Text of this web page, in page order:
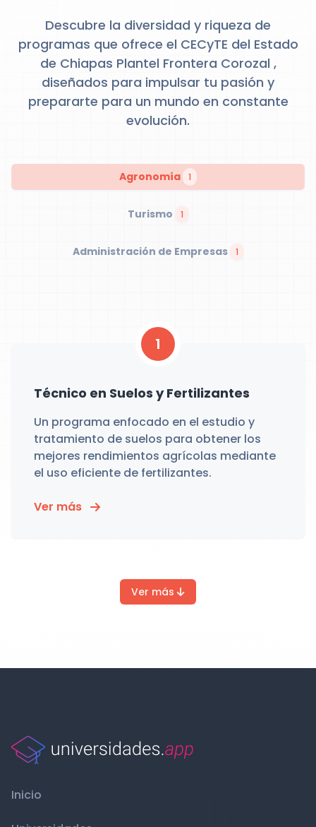
Descubre la diversidad y riqueza de
programas que ofrece el CECyTE del Estado
de Chiapas Plantel Frontera Corozal ,
diseñados para impulsar tu pasión y
prepararte para un mundo en constante
evolución.
Agronomía 1
Turismo 1
Administración de Empresas 1
1
Técnico en Suelos y Fertilizantes
Un programa enfocado en el estudio y
tratamiento de suelos para obtener los
mejores rendimientos agrícolas mediante
el uso eficiente de fertilizantes.
Ver más
Ver más
Inicio